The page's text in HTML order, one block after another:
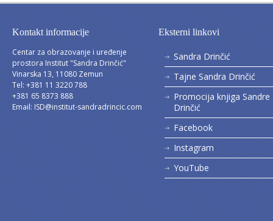
Kontakt informacije
Centar za obrazovanje i uređenje
prostora Institut "Sandra Drinčić"
Vinarska 13, 11080 Zemun
Tel: +381 11 3220 788
+381 65 8373 888
Email: ISD@institut-sandradrincic.com
Eksterni linkovi
Sandra Drinčić
Tajne Sandra Drinčić
Promocija knjiga Sandre
Drinčić
Facebook
Instagram
YouTube